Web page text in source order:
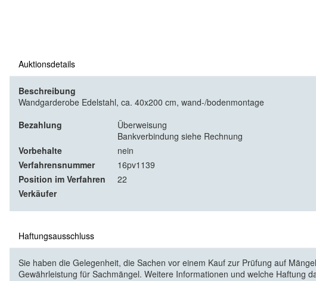
Auktionsdetails
Beschreibung
Wandgarderobe Edelstahl, ca. 40x200 cm, wand-/bodenmontage
Bezahlung
Überweisung
Bankverbindung siehe Rechnung
Vorbehalte
nein
Verfahrensnummer
16pv1139
Position im Verfahren
22
Verkäufer
Haftungsausschluss
Sie haben die Gelegenheit, die Sachen vor einem Kauf zur Prüfung auf
Gewährleistung für Sachmängel. Weitere Informationen und welche Haftung